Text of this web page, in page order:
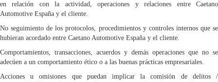
en relación con la actividad, operaciones y relaciones entre Caetano
Automotive España y el cliente.
No seguimiento de los protocolos, procedimientos y controles internos que se
hubieran acordado entre Caetano Automotive España y el cliente.
Comportamientos, transacciones, acuerdos y demás operaciones que no se
adecúen a un comportamiento ético o a las buenas prácticas empresariales.
Acciones u omisiones que puedan implicar la comisión de delitos /